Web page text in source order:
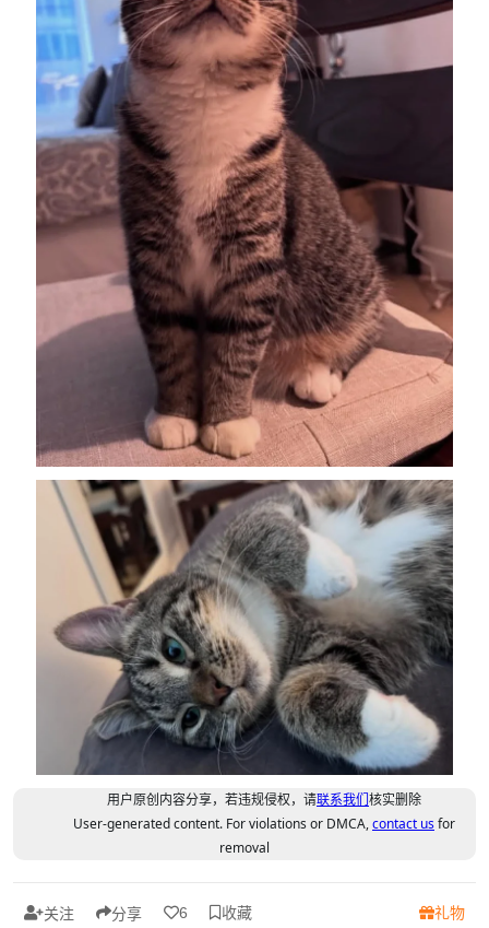
用户原创内容分享，若违规侵权，请联系我们核实删除
User-generated content. For violations or DMCA,contact usfor
removal
关注 分享 6 收藏 礼物